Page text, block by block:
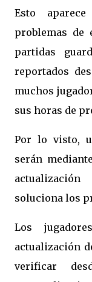
Esto
problemas de
partidas
reportados
muchos
sus horas de
Por lo visto,
serán
soluciona los
Los
actualización
verificar